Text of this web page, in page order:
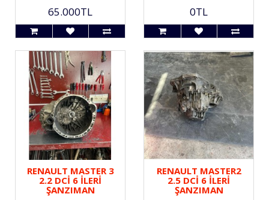
65.000TL 0TL
RENAULT MASTER 3
2.2 DCİ 6 İLERİ
ŞANZIMAN
RENAULT MASTER2
2.5 DCİ 6 İLERİ
ŞANZIMAN